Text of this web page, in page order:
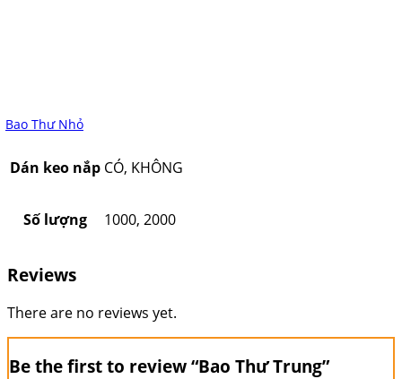
Bao Thư Nhỏ
Dán keo nắp CÓ, KHÔNG
Số lượng 1000, 2000
Reviews
There are no reviews yet.
Be the first to review “Bao Thư Trung”